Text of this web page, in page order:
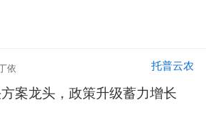
依 托普云农
案龙头，政策升级蓄力增长